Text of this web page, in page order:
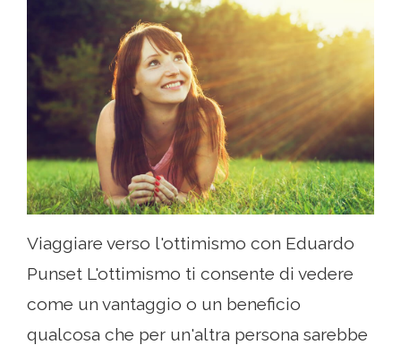
Viaggiare verso l'ottimismo con Eduardo
Punset L'ottimismo ti consente di vedere
come un vantaggio o un beneficio
qualcosa che per un'altra persona sarebbe